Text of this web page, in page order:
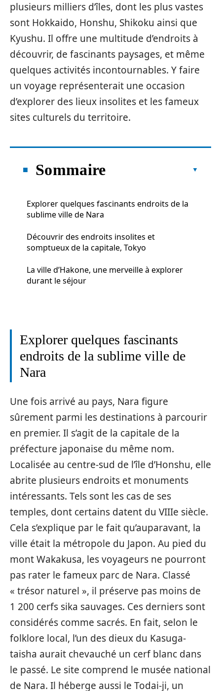
plusieurs milliers d’îles, dont les plus vastes
sont Hokkaido, Honshu, Shikoku ainsi que
Kyushu. Il offre une multitude d’endroits à
découvrir, de fascinants paysages, et même
quelques activités incontournables. Y faire
un voyage représenterait une occasion
d’explorer des lieux insolites et les fameux
sites culturels du territoire.
Sommaire
Explorer quelques fascinants endroits de la
sublime ville de Nara
Découvrir des endroits insolites et
somptueux de la capitale, Tokyo
La ville d’Hakone, une merveille à explorer
durant le séjour
Explorer quelques fascinants
endroits de la sublime ville de
Nara
Une fois arrivé au pays, Nara figure
sûrement parmi les destinations à parcourir
en premier. Il s’agit de la capitale de la
préfecture japonaise du même nom.
Localisée au centre-sud de l’île d’Honshu, elle
abrite plusieurs endroits et monuments
intéressants. Tels sont les cas de ses
temples, dont certains datent du VIIIe siècle.
Cela s’explique par le fait qu’auparavant, la
ville était la métropole du Japon. Au pied du
mont Wakakusa, les voyageurs ne pourront
pas rater le fameux parc de Nara. Classé
« trésor naturel », il préserve pas moins de
1 200 cerfs sika sauvages. Ces derniers sont
considérés comme sacrés. En fait, selon le
folklore local, l’un des dieux du Kasuga-
taisha aurait chevauché un cerf blanc dans
le passé. Le site comprend le musée national
de Nara. Il héberge aussi le Todai-ji, un